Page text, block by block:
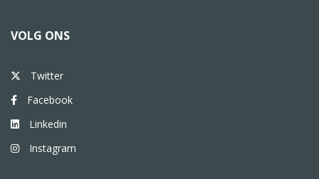
VOLG ONS
Twitter
Facebook
Linkedin
Instagram